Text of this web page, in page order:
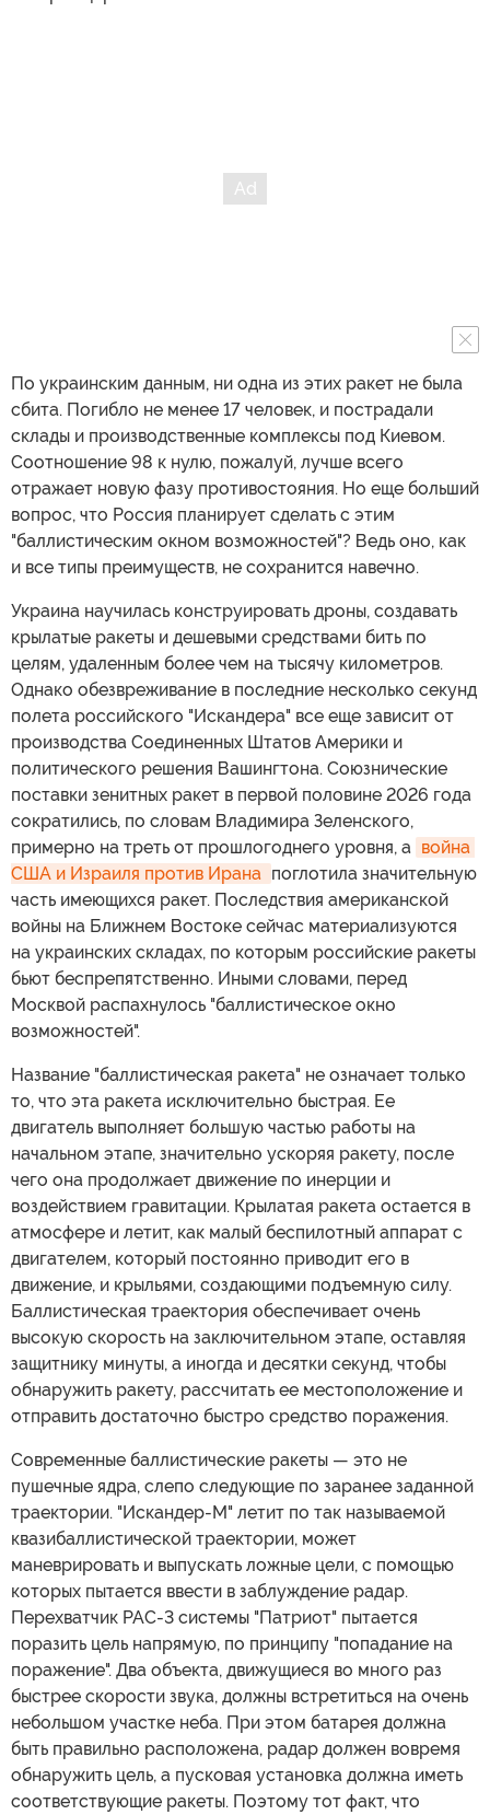
По украинским данным, ни одна из этих ракет не была
сбита. Погибло не менее 17 человек, и пострадали
склады и производственные комплексы под Киевом.
Соотношение 98 к нулю, пожалуй, лучше всего
отражает новую фазу противостояния. Но еще больший
вопрос, что Россия планирует сделать с этим
"баллистическим окном возможностей"? Ведь оно, как
и все типы преимуществ, не сохранится навечно.
Украина научилась конструировать дроны, создавать
крылатые ракеты и дешевыми средствами бить по
целям, удаленным более чем на тысячу километров.
Однако обезвреживание в последние несколько секунд
полета российского "Искандера" все еще зависит от
производства Соединенных Штатов Америки и
политического решения Вашингтона. Союзнические
поставки зенитных ракет в первой половине 2026 года
сократились, по словам Владимира Зеленского,
примерно на треть от прошлогоднего уровня, а война
США и Израиля против Ирана поглотила значительную
часть имеющихся ракет. Последствия американской
войны на Ближнем Востоке сейчас материализуются
на украинских складах, по которым российские ракеты
бьют беспрепятственно. Иными словами, перед
Москвой распахнулось "баллистическое окно
возможностей".
Название "баллистическая ракета" не означает только
то, что эта ракета исключительно быстрая. Ее
двигатель выполняет большую частью работы на
начальном этапе, значительно ускоряя ракету, после
чего она продолжает движение по инерции и
воздействием гравитации. Крылатая ракета остается в
атмосфере и летит, как малый беспилотный аппарат с
двигателем, который постоянно приводит его в
движение, и крыльями, создающими подъемную силу.
Баллистическая траектория обеспечивает очень
высокую скорость на заключительном этапе, оставляя
защитнику минуты, а иногда и десятки секунд, чтобы
обнаружить ракету, рассчитать ее местоположение и
отправить достаточно быстро средство поражения.
Современные баллистические ракеты — это не
пушечные ядра, слепо следующие по заранее заданной
траектории. "Искандер-М" летит по так называемой
квазибаллистической траектории, может
маневрировать и выпускать ложные цели, с помощью
которых пытается ввести в заблуждение радар.
Перехватчик PAC-3 системы "Патриот" пытается
поразить цель напрямую, по принципу "попадание на
поражение". Два объекта, движущиеся во много раз
быстрее скорости звука, должны встретиться на очень
небольшом участке неба. При этом батарея должна
быть правильно расположена, радар должен вовремя
обнаружить цель, а пусковая установка должна иметь
соответствующие ракеты. Поэтому тот факт, что